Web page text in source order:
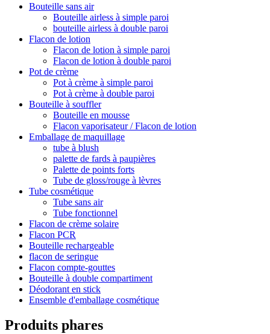
Bouteille sans air
Bouteille airless à simple paroi
bouteille airless à double paroi
Flacon de lotion
Flacon de lotion à simple paroi
Flacon de lotion à double paroi
Pot de crème
Pot à crème à simple paroi
Pot à crème à double paroi
Bouteille à souffler
Bouteille en mousse
Flacon vaporisateur / Flacon de lotion
Emballage de maquillage
tube à blush
palette de fards à paupières
Palette de points forts
Tube de gloss/rouge à lèvres
Tube cosmétique
Tube sans air
Tube fonctionnel
Flacon de crème solaire
Flacon PCR
Bouteille rechargeable
flacon de seringue
Flacon compte-gouttes
Bouteille à double compartiment
Déodorant en stick
Ensemble d'emballage cosmétique
Produits phares